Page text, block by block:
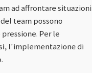
ad affrontare situazioni
team possono
Per le
l'implementazione di